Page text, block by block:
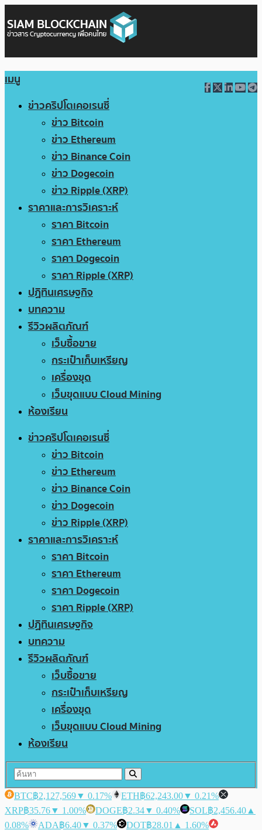
เมนู
ข่าวคริปโตเคอเรนซี่
ข่าว Bitcoin
ข่าว Ethereum
ข่าว Binance Coin
ข่าว Dogecoin
ข่าว Ripple (XRP)
ราคาและการวิเคราะห์
ราคา Bitcoin
ราคา Ethereum
ราคา Dogecoin
ราคา Ripple (XRP)
ปฏิทินเศรษฐกิจ
บทความ
รีวิวผลิตภัณฑ์
เว็บซื้อขาย
กระเป๋าเก็บเหรียญ
เครื่องขุด
เว็บขุดแบบ Cloud Mining
ห้องเรียน
ข่าวคริปโตเคอเรนซี่
ข่าว Bitcoin
ข่าว Ethereum
ข่าว Binance Coin
ข่าว Dogecoin
ข่าว Ripple (XRP)
ราคาและการวิเคราะห์
ราคา Bitcoin
ราคา Ethereum
ราคา Dogecoin
ราคา Ripple (XRP)
ปฏิทินเศรษฐกิจ
บทความ
รีวิวผลิตภัณฑ์
เว็บซื้อขาย
กระเป๋าเก็บเหรียญ
เครื่องขุด
เว็บขุดแบบ Cloud Mining
ห้องเรียน
BTC฿2,127,569▼ 0.17% ETH฿62,243.00▼ 0.21%
XRP฿35.76▼ 1.00% DOGE฿2.34▼ 0.40% SOL฿2,456.40 ▲
0.08%
ADA฿6.40▼ 0.37% DOT฿28.01 ▲ 1.60%